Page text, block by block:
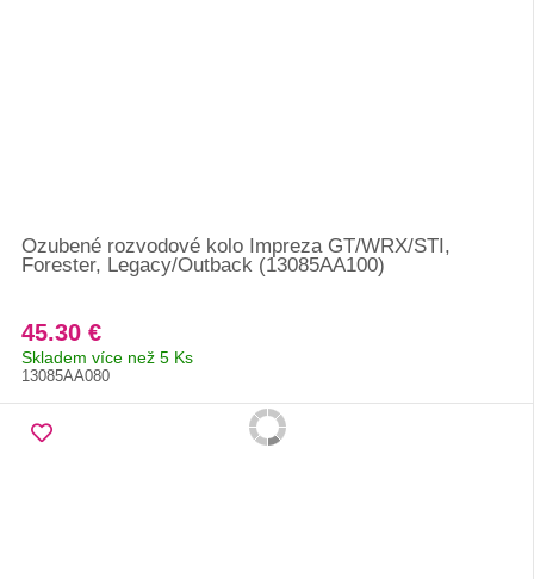
Ozubené rozvodové kolo Impreza GT/WRX/STI,
Forester, Legacy/Outback (13085AA100)
45.30 €
Skladem více než 5 Ks
13085AA080